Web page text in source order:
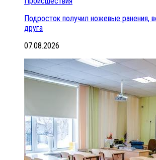
Подросток получил ножевые ранения,
друга
07.08.2026